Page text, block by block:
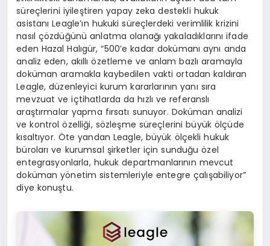
süreçlerini iyileştiren yapay zeka destekli hukuk
asistanı Leagle’ın hukuki süreçlerdeki verimlilik krizini
nasıl çözdüğünü anlatma olanağı yakaladıklarını ifade
eden Hazal Halıgür, “500’e kadar dokümanı aynı anda
analiz eden, akıllı özetleme ve anlam bazlı aramayla
doküman aramakla kaybedilen vakti ortadan kaldıran
Leagle, düzenleyici kurum kararlarının yanı sıra
mevzuat ve içtihatlarda da hızlı ve referanslı
araştırmalar yapma fırsatı sunuyor. Doküman analizi
ve kontrol özelliği, sözleşme süreçlerini büyük ölçüde
kısaltıyor. Öte yandan Leagle, büyük ölçekli hukuk
büroları ve kurumsal şirketler için sunduğu özel
entegrasyonlarla, hukuk departmanlarının mevcut
doküman yönetim sistemleriyle entegre çalışabiliyor”
diye konuştu.